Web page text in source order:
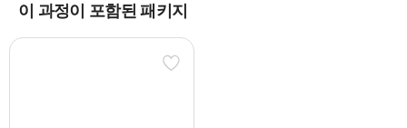
이 과정이 포함된 패키지